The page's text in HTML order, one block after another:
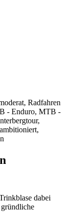
Radfahren
- Enduro, MTB -
dabei